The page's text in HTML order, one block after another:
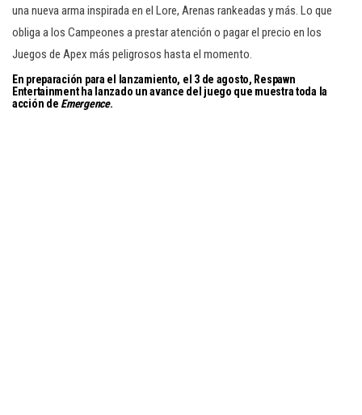
una nueva arma inspirada en el Lore, Arenas rankeadas y más. Lo que
obliga a los Campeones a prestar atención o pagar el precio en los
Juegos de Apex más peligrosos hasta el momento.
En preparación para el lanzamiento, el 3 de agosto, Respawn
Entertainment ha lanzado un avance del juego que muestra toda la
acción de Emergence.